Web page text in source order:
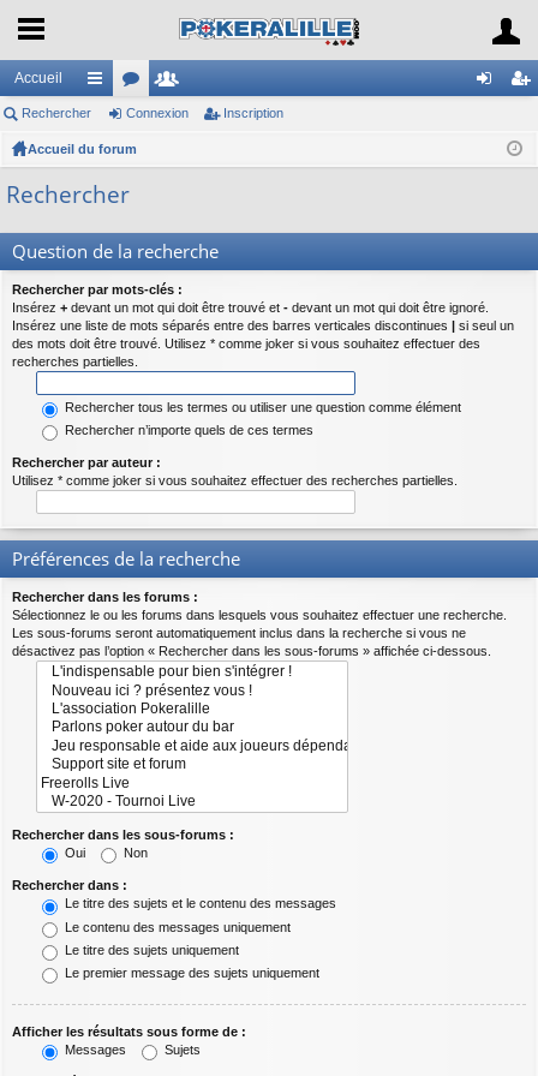
Accueil
ac
co
ur
s
or
u
e
cri
Rechercher Connexion Inscription
Accueil du forum
Rechercher
Question de la recherche
Rechercher par mots-clés :
Insérez + devant un mot qui doit être trouvé et - devant un mot qui doit être ignoré.
Insérez une liste de mots séparés entre des barres verticales discontinues | si seul un
des mots doit être trouvé. Utilisez * comme joker si vous souhaitez effectuer des
recherches partielles.
Rechercher tous les termes ou utiliser une question comme élément
Rechercher n’importe quels de ces termes
Rechercher par auteur :
Utilisez * comme joker si vous souhaitez effectuer des recherches partielles.
Préférences de la recherche
Rechercher dans les forums :
Sélectionnez le ou les forums dans lesquels vous souhaitez effectuer une recherche.
Les sous-forums seront automatiquement inclus dans la recherche si vous ne
désactivez pas l’option « Rechercher dans les sous-forums » affichée ci-dessous.
Rechercher dans les sous-forums :
Oui
Non
Rechercher dans :
Le titre des sujets et le contenu des messages
Le contenu des messages uniquement
Le titre des sujets uniquement
Le premier message des sujets uniquement
Afficher les résultats sous forme de :
Messages
Sujets